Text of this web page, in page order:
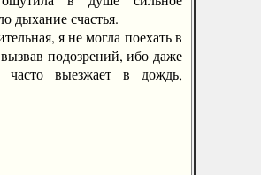
дыхание счастья.
я не могла поехать в
подозрений, ибо даже
часто выезжает в дождь,